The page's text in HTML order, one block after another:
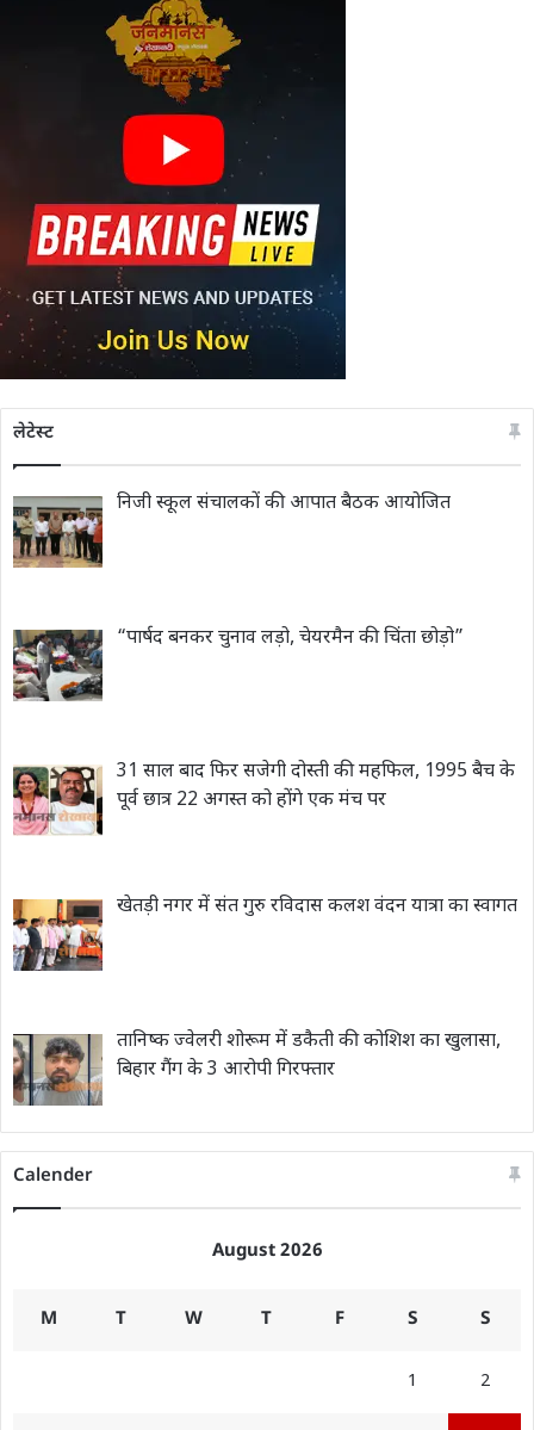
लेटेस्ट
निजी स्कूल संचालकों की आपात बैठक आयोजित
“पार्षद बनकर चुनाव लड़ो, चेयरमैन की चिंता छोड़ो”
31 साल बाद फिर सजेगी दोस्ती की महफिल, 1995 बैच के
पूर्व छात्र 22 अगस्त को होंगे एक मंच पर
खेतड़ी नगर में संत गुरु रविदास कलश वंदन यात्रा का स्वागत
तानिष्क ज्वेलरी शोरूम में डकैती की कोशिश का खुलासा,
बिहार गैंग के 3 आरोपी गिरफ्तार
Calender
August 2026
M T W T F S S
1 2